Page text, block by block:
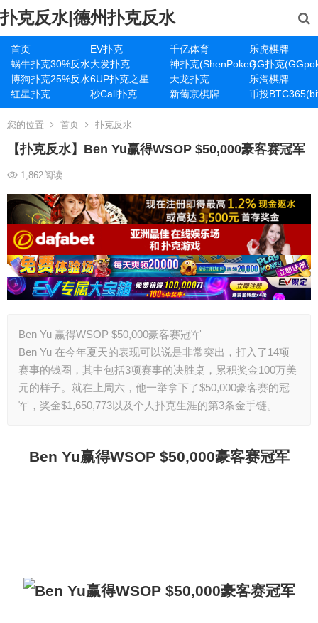
扑克反水|德州扑克反水
首页 EV扑克 千亿体育
乐虎棋牌
蜗牛扑克30%反水大发扑克 神扑克(ShenPoker)GG扑克
博狗扑克25%反水6UP扑克之星 天龙扑克
乐淘棋牌
红星扑克
秒Call扑克 新葡京棋牌 币投
您的位置 首页 扑克反水
【扑克反水】Ben Yu赢得WSOP $50,000豪客赛冠军
1,862阅读
Ben Yu 赢得WSOP $50,000豪客赛冠军
Ben Yu 在今年夏天的表现可以说是非常突出，打入了14项
赛事的钱圈，其中包括3项赛事的决胜桌，累积奖金100万美
元的样子。就在上周六，他一举拿下了$50,000豪客赛的冠
军，奖金$1,650,773以及个人扑克生涯的第3条金手链。
Ben Yu赢得WSOP $50,000豪客赛冠军